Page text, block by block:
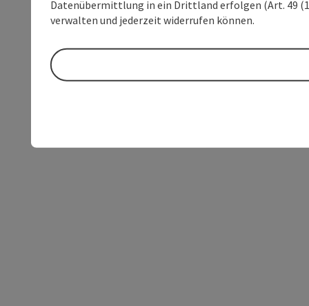
Datenübermittlung in ein Drittland erfolgen (Art. 49
verwalten und jederzeit widerrufen können.